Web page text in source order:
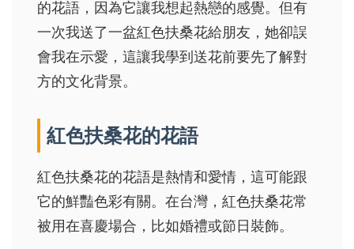
的花語，因為它讓我想起熱戀的感覺。但有
一次我送了一盆紅色扶桑花給朋友，她卻誤
會我在示愛，這讓我學到送花前要先了解對
方的文化背景。
紅色扶桑花的花語
紅色扶桑花的花語是熱情和愛情，這可能跟
它的鮮豔色彩有關。在台灣，紅色扶桑花常
被用在喜慶場合，比如婚禮或節日裝飾。